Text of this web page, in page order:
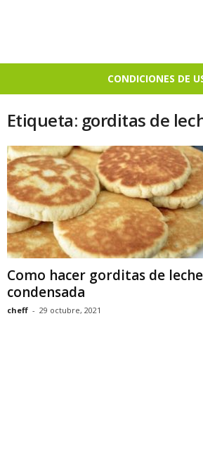
CONDICIONES DE
Etiqueta: gorditas de
Como hacer gorditas de leche
condensada
cheff - 29 octubre, 2021